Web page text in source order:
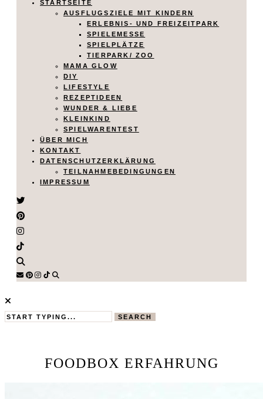
STARTSEITE
AUSFLUGSZIELE MIT KINDERN
ERLEBNIS- UND FREIZEITPARK
SPIELEMESSE
SPIELPLÄTZE
TIERPARK/ ZOO
MAMA GLOW
DIY
LIFESTYLE
REZEPTIDEEN
WUNDER & LIEBE
KLEINKIND
SPIELWARENTEST
ÜBER MICH
KONTAKT
DATENSCHUTZERKLÄRUNG
TEILNAHMEBEDINGUNGEN
IMPRESSUM
SEARCH
FOODBOX ERFAHRUNG